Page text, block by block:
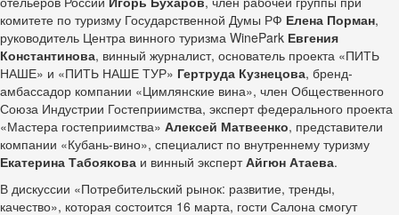
комитете по туризму Государственной Думы РФ Елена Порман,
руководитель Центра винного туризма WinePark Евгения
Константинова, винный журналист, основатель проекта «ПИТЬ
НАШЕ» и «ПИТЬ НАШЕ ТУР» Гертруда Кузнецова, бренд-
амбассадор компании «Цимлянские вина», член Общественного
Союза Индустрии Гостеприимства, эксперт федерального проекта
«Мастера гостеприимства» Алексей Матвеенко, представители
компании «Кубань-вино», специалист по внутреннему туризму
Екатерина Табоякова и винный экспертАйгюн Атаева.
В дискуссии «Потребительский рынок: развитие, тренды,
качество», которая состоится 16 марта, гости Салона смогут